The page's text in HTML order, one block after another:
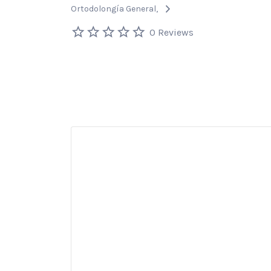
Ortodolongía General
0 Reviews